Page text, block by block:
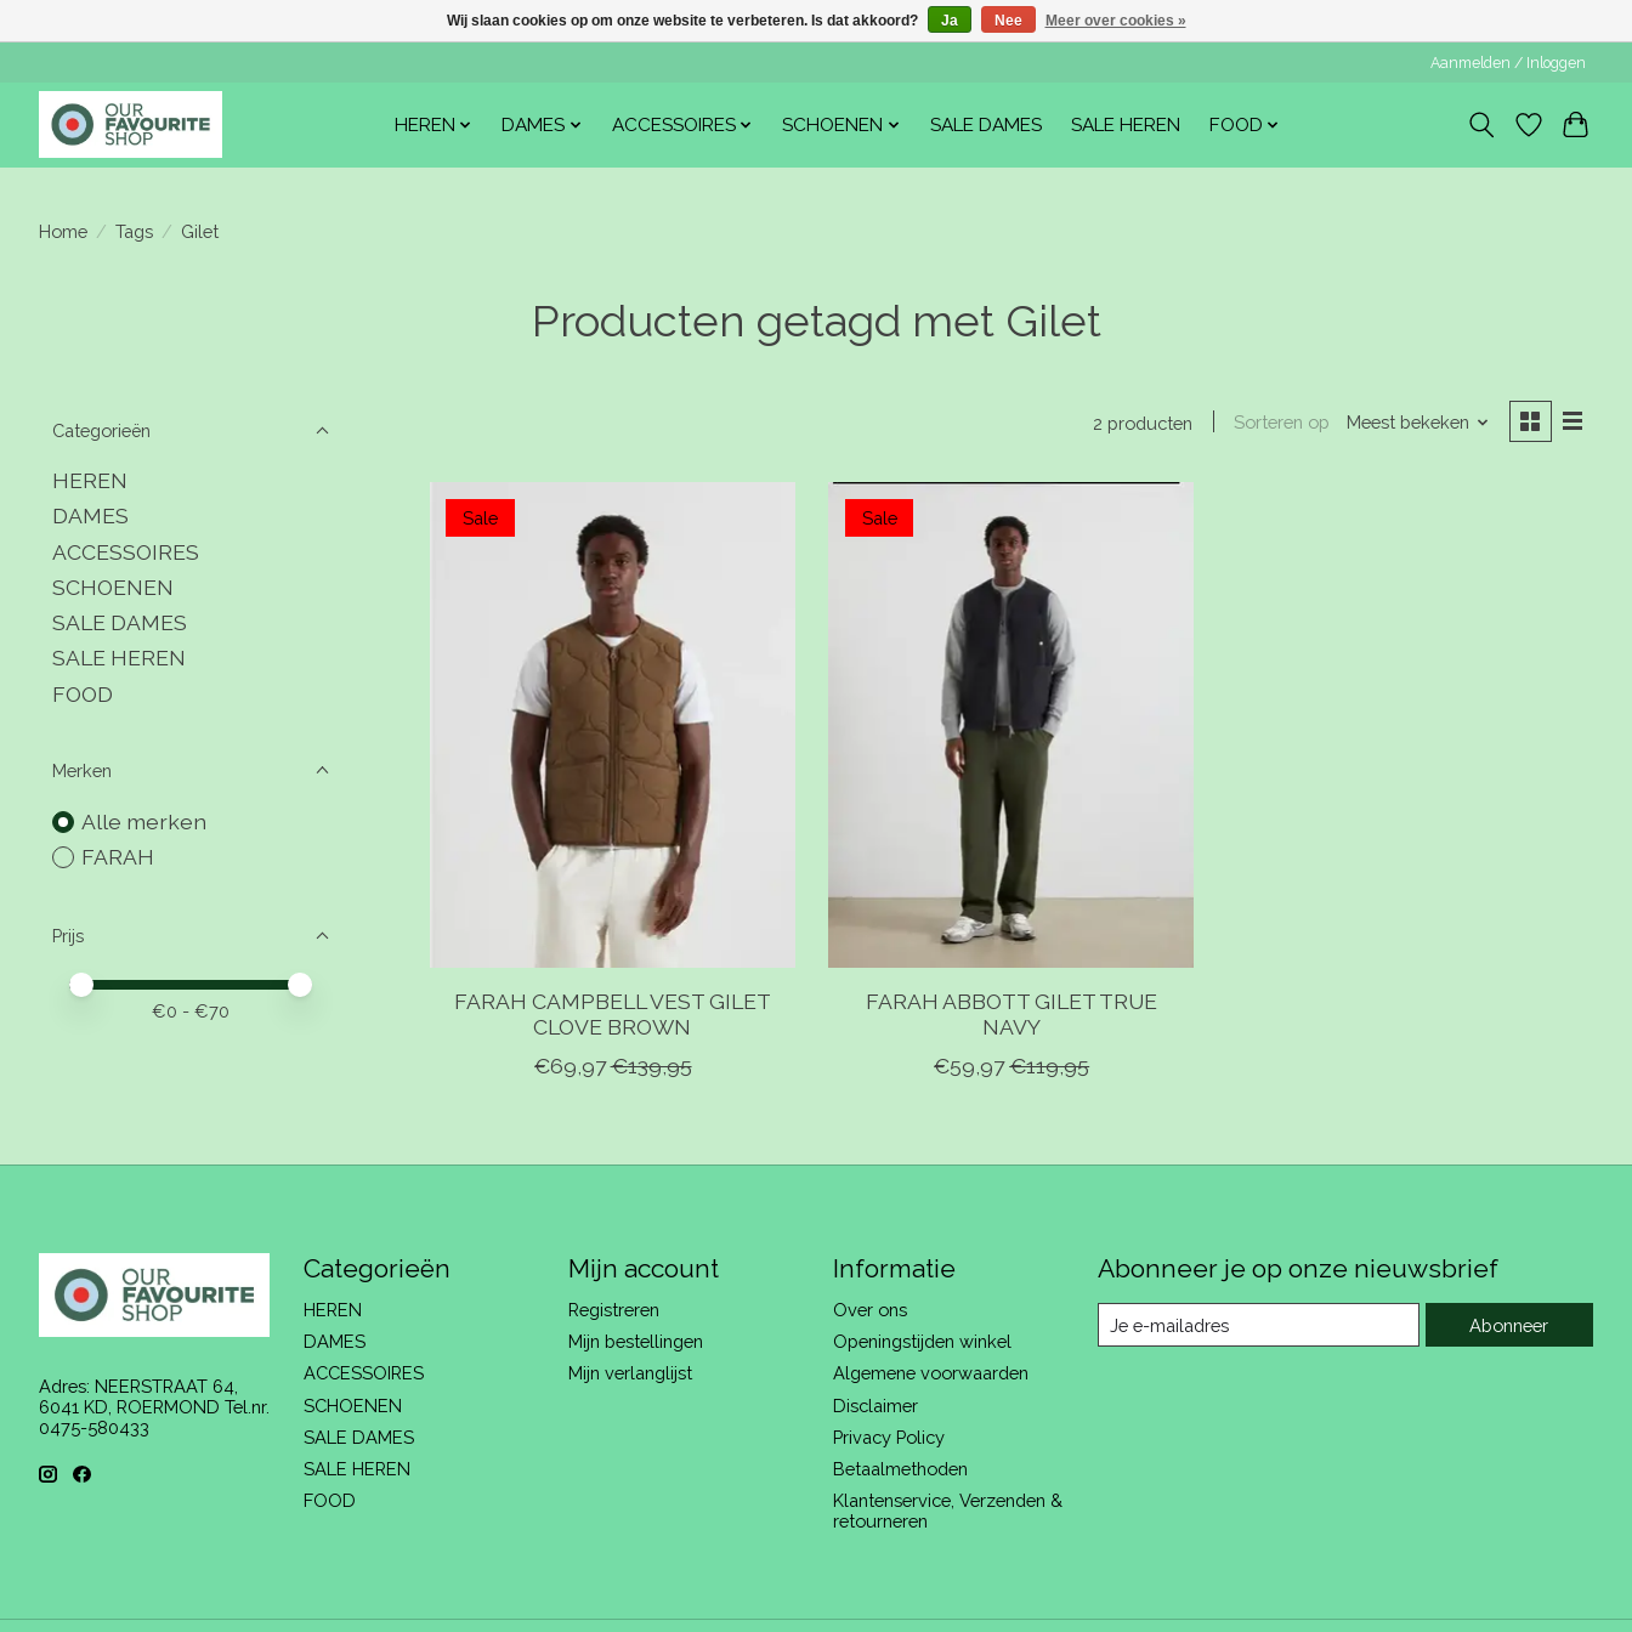
Aanmelden / Inloggen
HEREN DAMES ACCESSOIRES SCHOENEN SALE DAMES SALE HEREN FOOD
Home / Tags / Gilet
Producten getagd met Gilet
Categorieën
HEREN
DAMES
ACCESSOIRES
SCHOENEN
SALE DAMES
SALE HEREN
FOOD
Merken
Alle merken
FARAH
Prijs
Minimale prijswaarde
Price maximum value
€0 - €70
2 producten Sorteren op Meest bekeken
Sale
FARAH CAMPBELL VEST GILET
CLOVE BROWN
€69,97€139,95
Sale
FARAH ABBOTT GILET TRUE
NAVY
€59,97€119,95
Adres: NEERSTRAAT 64,
6041 KD, ROERMOND Tel.nr.
0475-580433
Categorieën
HEREN
DAMES
ACCESSOIRES
SCHOENEN
SALE DAMES
SALE HEREN
FOOD
Mijn account
Registreren
Mijn bestellingen
Mijn verlanglijst
Informatie
Over ons
Openingstijden winkel
Algemene voorwaarden
Disclaimer
Privacy Policy
Betaalmethoden
Klantenservice, Verzenden &
retourneren
Abonneer je op onze nieuwsbrief
Abonneer
Wij slaan cookies op om onze website te verbeteren. Is dat akkoord? Ja Nee Meer over cookies »